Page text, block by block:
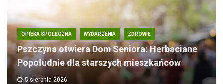
OPIEKA SPOŁECZNA WYDARZENIA ZDROWIE
Pszczyna otwiera Dom Seniora: Herbaciane
Popołudnie dla starszych mieszkańców
5 sierpnia 2026